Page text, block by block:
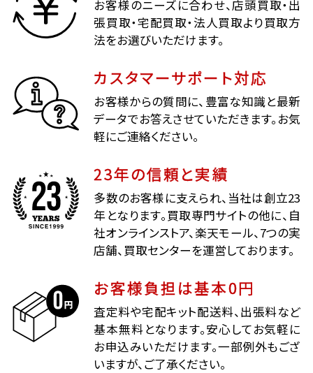
お客様のニーズに合わせ、店頭買取・出
張買取・宅配買取・法人買取より買取方
法をお選びいただけます。
カスタマーサポート対応
お客様からの質問に、豊富な知識と最新
データでお答えさせていただきます。お気
軽にご連絡ください。
23年の信頼と実績
多数のお客様に支えられ、当社は創立23
年となります。買取専門サイトの他に、自
社オンラインストア、楽天モール、7つの実
店舗、買取センターを運営しております。
お客様負担は基本0円
査定料や宅配キット配送料、出張料など
基本無料となります。安心してお気軽に
お申込みいただけます。一部例外もござ
いますが、ご了承ください。